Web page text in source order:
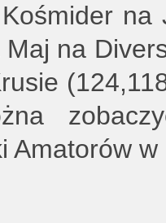
Kośmider
Maj na
Amatorów